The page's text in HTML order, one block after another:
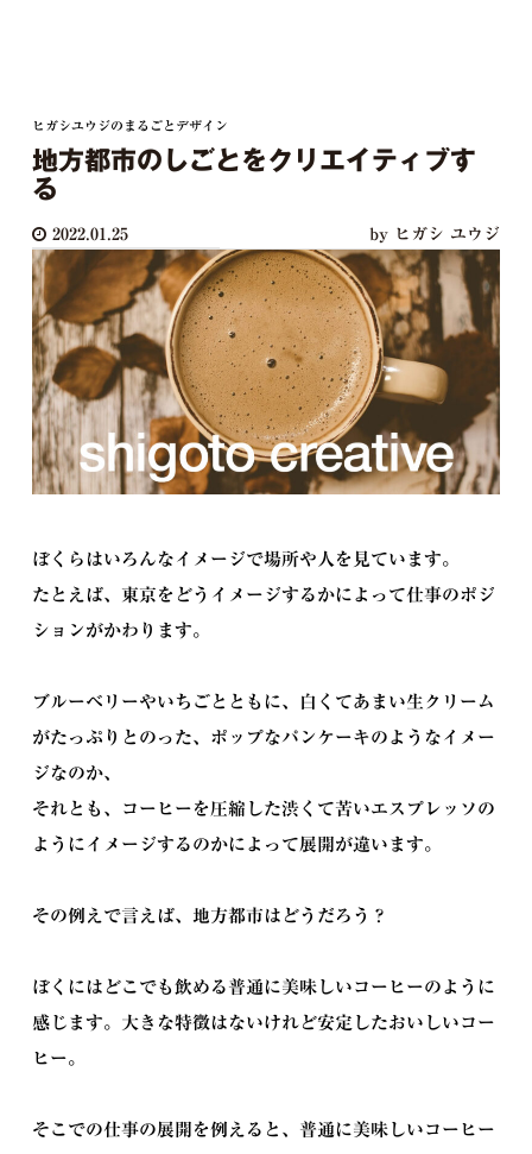
ヒガシユウジのまるごとデザイン
地方都市のしごとをクリエイティブす
る
2022.01.25 by ヒガシ ユウジ
ぼくらはいろんなイメージで場所や人を見ています。
たとえば、東京をどうイメージするかによって仕事のポジ
ションがかわります。
ブルーベリーやいちごとともに、白くてあまい生クリーム
がたっぷりとのった、ポップなパンケーキのようなイメー
ジなのか、
それとも、コーヒーを圧縮した渋くて苦いエスプレッソの
ようにイメージするのかによって展開が違います。
その例えで言えば、地方都市はどうだろう？
ぼくにはどこでも飲める普通に美味しいコーヒーのように
感じます。大きな特徴はないけれど安定したおいしいコー
ヒー。
そこでの仕事の展開を例えると、普通に美味しいコーヒー